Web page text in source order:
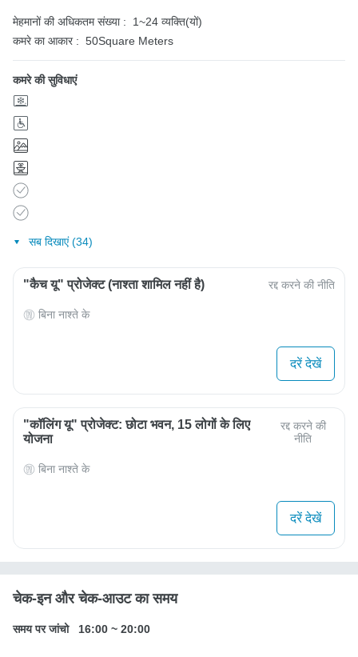
मेहमानों की अधिकतम संख्या :
1~24 व्यक्ति(यों)
कमरे का आकार : 50Square Meters
कमरे की सुविधाएं
सब दिखाएं (34)
"कैच यू" प्रोजेक्ट (नाश्ता शामिल नहीं है) रद्द करने की नीति
बिना नाश्ते के
दरें देखें
"कॉलिंग यू" प्रोजेक्ट: छोटा भवन, 15 लोगों के लिए
योजना
रद्द करने की
नीति
बिना नाश्ते के
दरें देखें
चेक-इन और चेक-आउट का समय
समय पर जांचो 16:00 ~ 20:00